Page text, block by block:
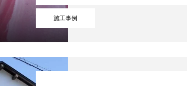
施工事例